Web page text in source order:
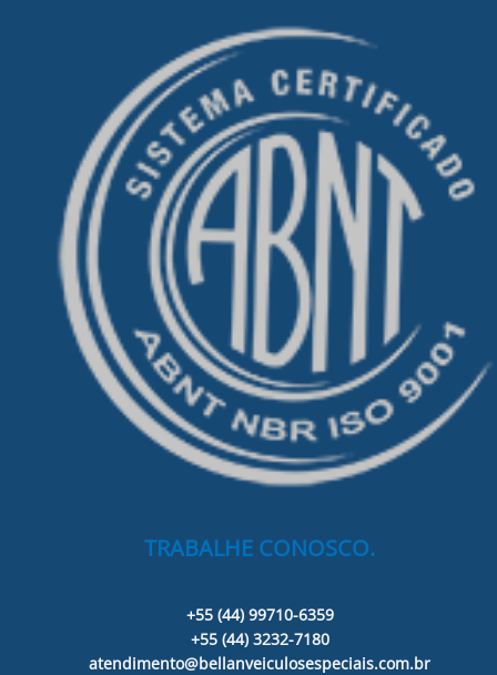
TRABALHE CONOSCO.
+55 (44) 99710-6359
+55 (44) 3232-7180
atendimento@bellanveiculosespeciais.com.br